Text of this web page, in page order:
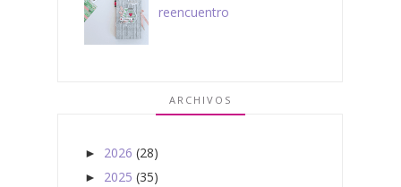
reencuentro
ARCHIVOS
► 2026 (28)
► 2025 (35)